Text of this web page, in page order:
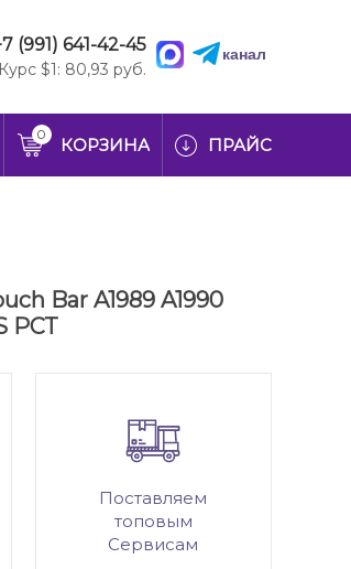
(991) 641-42-45
Курс $1: 80,93 руб.
канал
0
КОРЗИНА ПРАЙС
Bar A1989 A1990
РСТ
Поставляем
топовым
Сервисам